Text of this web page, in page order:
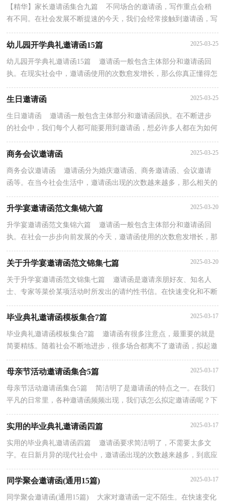
【精华】家长邀请函集合九篇 不同场合的邀请函，写作重点会稍
有不同。在社会发展不断提速的今天，我们会经常接触到邀请函，写
邀请函需要注意哪些问题呢？以下是小编精心整理的家...
幼儿园开学典礼邀请函15篇 2025-03-25
幼儿园开学典礼邀请函15篇 邀请函一般包含主体部分和邀请函回
执。在现实社会中，邀请函使用的次数愈发增长，那么你真正懂得怎
生日邀请函 2025-03-25
生日邀请函 邀请函一般包含主体部分和邀请函回执。在不断进步
的社会中，我们每个人都可能要用到邀请函，想必许多人都在为如何
写好邀请函而烦恼吧，下面是小编帮大家整理的&#039;生...
商务会议邀请函 2025-03-25
商务会议邀请函 邀请函分为婚庆邀请函、商务邀请函、会议邀请
函等。在当今社会生活中，邀请函出现的次数越来越多，那么相关的
升学宴邀请函范文集锦六篇 2025-03-20
升学宴邀请函范文集锦六篇 邀请函一般包含主体部分和邀请函回
执。在社会一步步向前发展的今天，邀请函使用的次数愈发增长，那
么邀请函的格式，你掌握了吗下面是小编精心整理的...
关于升学宴邀请函范文锦集七篇 2025-03-20
关于升学宴邀请函范文锦集七篇 邀请函是邀请亲朋好友、知名人
士、专家等菜价某项活动时所发出的请约性书信。在快速变化和不断
毕业典礼邀请函模板集合7篇 2025-03-17
毕业典礼邀请函模板集合7篇 邀请函有很多注意点，最重要的就是
简要精练。随着社会不断地进步，很多场合都离不了邀请函，拟起邀
母亲节活动邀请函集合5篇 2025-03-17
母亲节活动邀请函集合5篇 简洁明了是邀请函的特点之一。在我们
平凡的日常里，各种邀请函频频出现，我们该怎么拟定邀请函呢？下
面是小编收集整理的母亲节活动邀请函5篇，欢迎阅读...
实用的毕业典礼邀请函四篇 2025-03-17
实用的毕业典礼邀请函四篇 邀请函要求简洁明了，不需要太多文
字。在日新月异的现代社会中，邀请函出现的次数越来越多，到底应
同学聚会邀请函(通用15篇) 2025-03-17
同学聚会邀请函(通用15篇) 大家对邀请函一定不陌生。在快速变化